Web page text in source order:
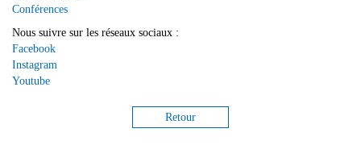
Conférences
Nous suivre sur les réseaux sociaux :
Facebook
Instagram
Youtube
Retour